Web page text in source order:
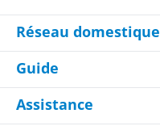
Réseau domestique
Guide
Assistance